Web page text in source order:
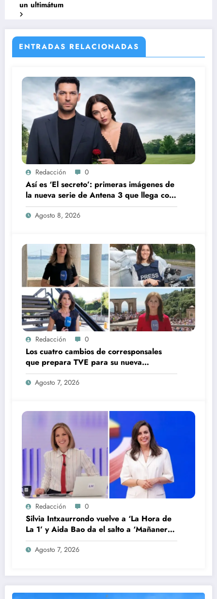
un ultimátum
ENTRADAS RELACIONADAS
Redacción 0
Así es ‘El secreto’: primeras imágenes de
la nueva serie de Antena 3 que llega con
una verdad brutal
Agosto 8, 2026
Redacción 0
Los cuatro cambios de corresponsales
que prepara TVE para su nueva
temporada
Agosto 7, 2026
Redacción 0
Silvia Intxaurrondo vuelve a ‘La Hora de
La 1’ y Aida Bao da el salto a ‘Mañaneros
360’
Agosto 7, 2026